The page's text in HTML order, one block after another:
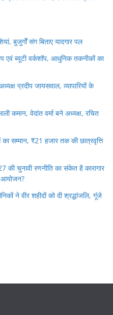
बुजुर्गों संग बिताए यादगार पल
ब्यूटी वर्कशॉप, आधुनिक तकनीकों का
प्रदीप जायसवाल, व्यापारियों के
कमान, वेदांत वर्मा बने अध्यक्ष, रचित
सम्मान, ₹21 हजार तक की छात्रवृत्ति
की चुनावी रणनीति का संकेत है कारागार
आयोजन?
ने वीर शहीदों को दी श्रद्धांजलि, गूंजे